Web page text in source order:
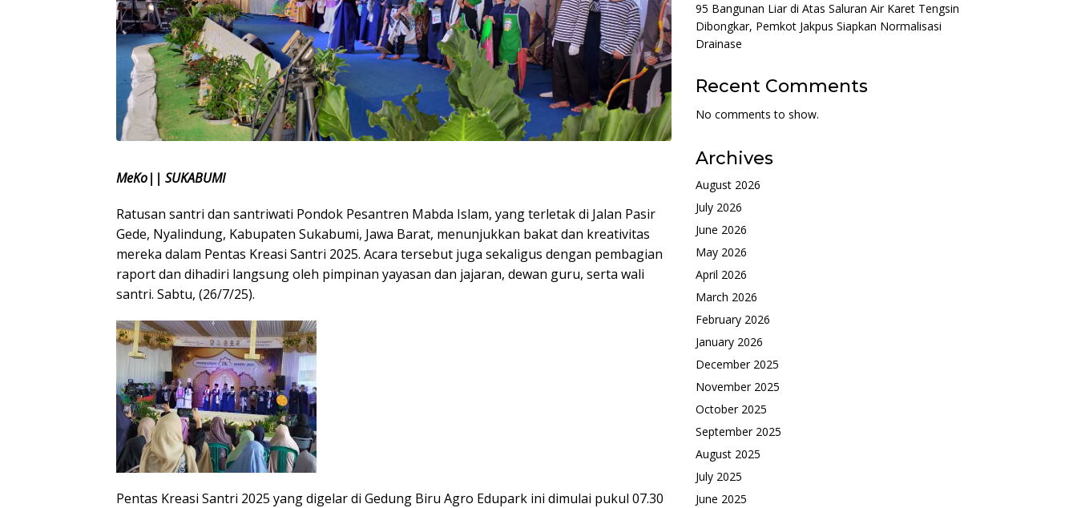
MeKo|| SUKABUMI
Ratusan santri dan santriwati Pondok Pesantren Mabda Islam, yang terletak di Jalan Pasir
Gede, Nyalindung, Kabupaten Sukabumi, Jawa Barat, menunjukkan bakat dan kreativitas
mereka dalam Pentas Kreasi Santri 2025. Acara tersebut juga sekaligus dengan pembagian
raport dan dihadiri langsung oleh pimpinan yayasan dan jajaran, dewan guru, serta wali
santri. Sabtu, (26/7/25).
Pentas Kreasi Santri 2025 yang digelar di Gedung Biru Agro Edupark ini dimulai pukul 07.30
95 Bangunan Liar di Atas Saluran Air Karet Tengsin
Dibongkar, Pemkot Jakpus Siapkan Normalisasi
Drainase
Recent Comments
No comments to show.
Archives
August 2026
July 2026
June 2026
May 2026
April 2026
March 2026
February 2026
January 2026
December 2025
November 2025
October 2025
September 2025
August 2025
July 2025
June 2025